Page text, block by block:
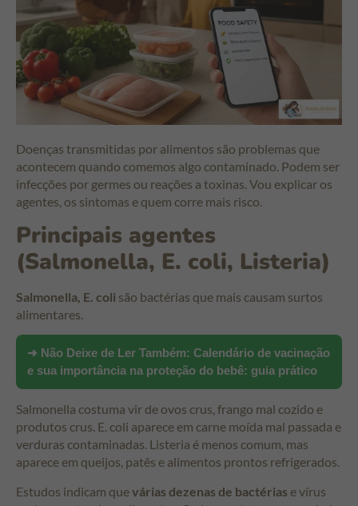
Doenças transmitidas por alimentos são problemas que
acontecem quando comemos algo contaminado. Podem ser
infecções por germes ou reações a toxinas. Vou explicar os
agentes, os sintomas e quem corre mais risco.
Principais agentes
(Salmonella, E. coli, Listeria)
Salmonella, E. coli são bactérias que mais causam surtos
alimentares.
➜ Não Deixe de Ler Também: Calendário de vacinação
e sua importância na proteção do bebê: guia prático
Salmonella costuma vir de ovos crus, frango mal cozido e
produtos crus. E. coli aparece em carne moída mal passada e
verduras contaminadas. Listeria é menos comum, mas
aparece em queijos, patês e alimentos prontos refrigerados.
Estudos indicam quevárias dezenas de bactérias e vírus